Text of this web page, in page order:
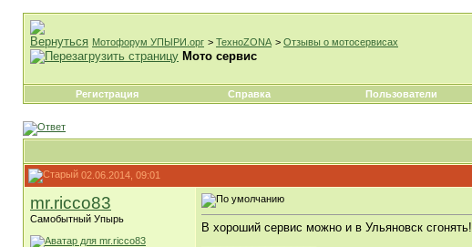
Мотофорум УПЫРИ.орг > ТехноZONA > Отзывы о мотосервисах
Мото сервис
Регистрация Справка Пользователи
02.06.2014, 09:01
mr.ricco83
Самобытный Упырь
В хороший сервис можно и в Ульяновск сгонять!